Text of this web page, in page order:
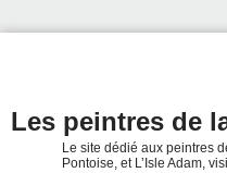
Les peintres de
Le site dédié aux peintres
Pontoise, et L’Isle Adam,